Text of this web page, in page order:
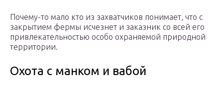
Почему-то мало кто из захватчиков понимает, что с
закрытием фермы исчезнет и заказник со всей его
привлекательностью особо охраняемой природной
территории.
Охота с манком и вабой